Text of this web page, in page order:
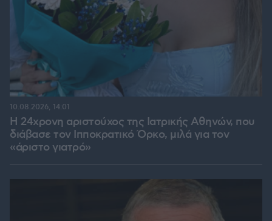
Η 24χρονη αριστούχος της Ιατρικής Αθηνών, που
διάβασε τον Ιπποκρατικό Όρκο, μιλά για τον
«άριστο γιατρό»
10.08.2026, 14:01